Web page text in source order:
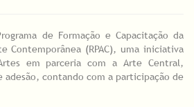
de Formação e Capacitação da
Contemporânea (RPAC), uma iniciativa
em parceria com a Arte Central,
contando com a participação de